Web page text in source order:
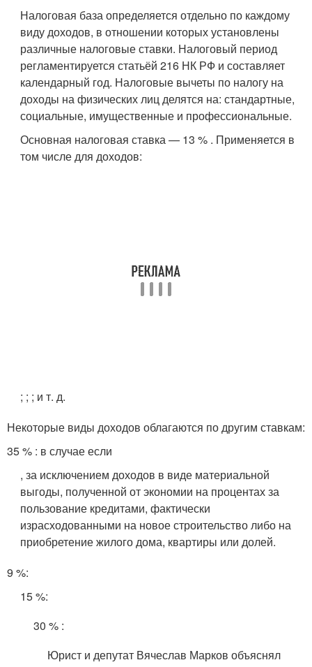
Налоговая база определяется отдельно по каждому
виду доходов, в отношении которых установлены
различные налоговые ставки. Налоговый период
регламентируется статьёй 216 НК РФ и составляет
календарный год. Налоговые вычеты по налогу на
доходы на физических лиц делятся на: стандартные,
социальные, имущественные и профессиональные.
Основная налоговая ставка — 13 % . Применяется в
том числе для доходов:
; ; ; и т. д.
Некоторые виды доходов облагаются по другим ставкам:
35 % : в случае если
, за исключением доходов в виде материальной
выгоды, полученной от экономии на процентах за
пользование кредитами, фактически
израсходованными на новое строительство либо на
приобретение жилого дома, квартиры или долей.
9 %:
15 %:
30 % :
Юрист и депутат Вячеслав Марков объяснял